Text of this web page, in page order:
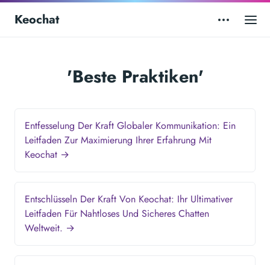
Keochat
'Beste Praktiken'
Entfesselung Der Kraft Globaler Kommunikation: Ein
Leitfaden Zur Maximierung Ihrer Erfahrung Mit
Keochat →
Entschlüsseln Der Kraft Von Keochat: Ihr Ultimativer
Leitfaden Für Nahtloses Und Sicheres Chatten
Weltweit. →